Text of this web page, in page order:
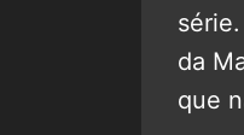
da
que